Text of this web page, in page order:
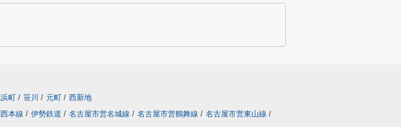
町 / 笹川 / 元町 / 西新地
本線 / 伊勢鉄道 / 名古屋市営名城線 / 名古屋市営鶴舞線 / 名古屋市営東山線 /